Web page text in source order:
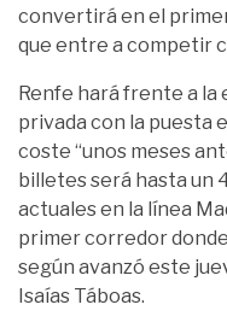
convertirá en el
que entre a competir
Renfe hará frente a la
privada con la puesta
coste “unos meses
billetes será hasta un
actuales en la línea
primer corredor
según avanzó este
Isaías Táboas.